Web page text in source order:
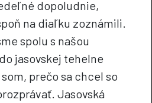
dopoludnie,
na diaľku zoznámili.
spolu s našou
jasovskej tehelne
prečo sa chcel so
Jasovská